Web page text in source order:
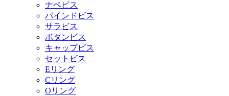
ナベビス
バインドビス
サラビス
ボタンビス
キャップビス
セットビス
Eリング
Cリング
Oリング